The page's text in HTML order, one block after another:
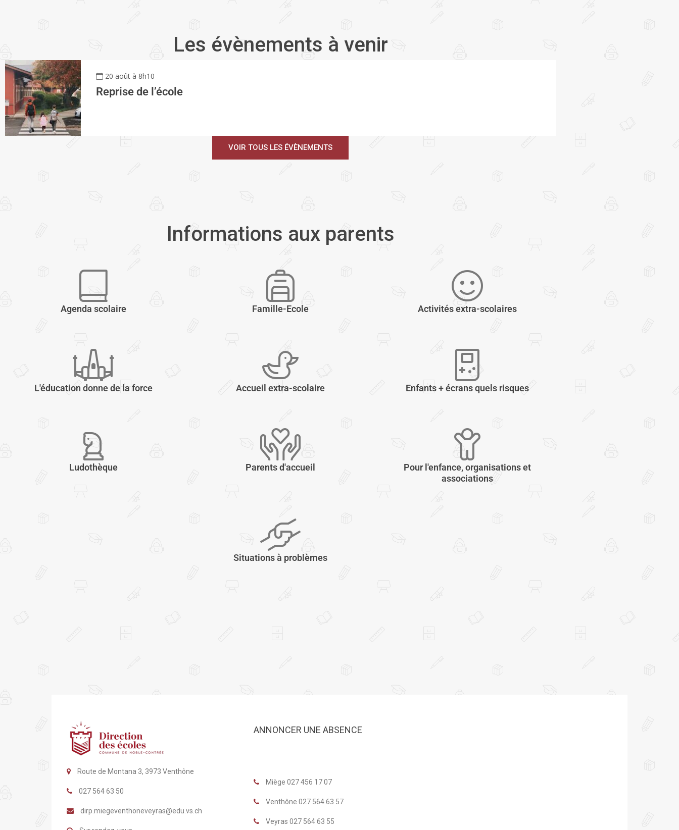
Les évènements à venir
20 août à 8h10
Reprise de l’école
VOIR TOUS LES ÉVÈNEMENTS
Informations aux parents
Agenda scolaire Famille-Ecole Activités extra-scolaires
L'éducation donne de la force Accueil extra-scolaire Enfants + écrans quels risques
Ludothèque Parents d'accueil
Pour l'enfance, organisations et
associations
Situations à problèmes
Route de Montana 3, 3973 Venthône
027 564 63 50
dirp.miegeventhoneveyras@edu.vs.ch
ANNONCER UNE ABSENCE
Miège 027 456 17 07
Venthône 027 564 63 57
Veyras 027 564 63 55